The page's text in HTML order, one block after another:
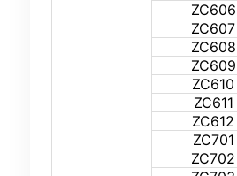
ZC606
ZC607
ZC608
ZC609
ZC610
ZC611
ZC612
ZC701
ZC702